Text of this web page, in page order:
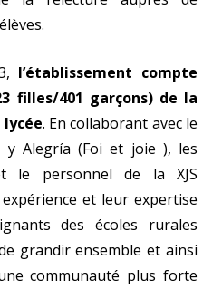
l’établissement compte
filles/401 garçons) de la
. En collaborant avec le
y Alegría (Foi et joie ), les
le personnel de la XJS
et leur expertise
des écoles rurales
grandir ensemble et ainsi
communauté plus forte